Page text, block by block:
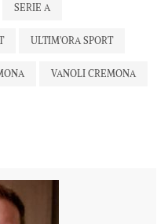
SERIE A
ULTIM'ORA SPORT
VANOLI CREMONA